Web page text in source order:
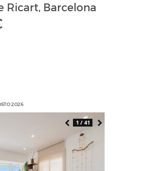
Ricart, Barcelona
2026
1 / 41